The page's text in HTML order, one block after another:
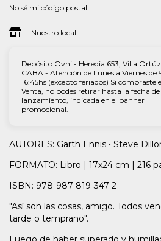
No sé mi código postal
Nuestro local
Depósito Ovni - Heredia 653, Villa
CABA - Atención de Lunes a Viernes de
16:45hs (excepto feriados) Si compraste
Venta, no podes retirar hasta la fecha de
lanzamiento, indicada en el banner
promocional.
AUTORES: Garth Ennis • Steve
FORMATO: Libro | 17x24 cm | 216
ISBN: 978-987-819-347-2
"Así son las cosas, amigo. Todos
tarde o temprano".